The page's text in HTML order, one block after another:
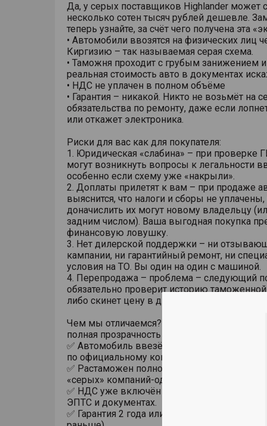
Да, у серых поставщиков Highlander может
несколько сотен тысяч рублей дешевле.
теперь узнайте, за счёт чего получена эта
• Автомобили ввозятся на физических лиц
Киргизию – так называемая серая схема.
• Таможня проходит с грубым занижением
реальная стоимость авто в документах
• НДС не уплачен в полном объёме
• Гарантия – никакой. Никто не возьмёт на
обязательства по ремонту, даже если
или откажет электроника.
Риски для вас как для покупателя:
1. Юридическая «слабина» – при проверке
могут возникнуть вопросы к легальности
особенно если схему уже «накрыли».
2. Доплаты прилетят к вам – при продаже
выяснится, что налоги и сборы не уплачены,
доначислить их могут новому владельцу
задним числом). Ваша выгодная покупка
финансовую ловушку.
3. Нет дилерской поддержки – ни
кампании, ни гарантийный ремонт, ни
условия на ТО. Вы один на один с машиной.
4. Перепродажа – проблема – следующий
обязательно проверит историю
либо скинет цену в два раза, либо вовсе
Чем мы отличаемся? Официальный дилер
полная прозрачность и защита
✅ Автомобиль ввезён в Россию
по официальному контракту.
✅ Растаможен полностью в РФ – без
«серых» компаний-однодневок.
✅ НДС уже включён и уплачен. Это
ЭПТС и документах.
✅ Гарантия 2 года или 60 000 км пробега (что